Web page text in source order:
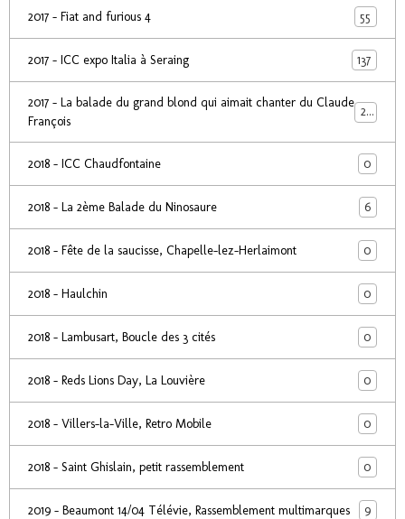
2017 - Fiat and furious 4 55
2017 - ICC expo Italia à Seraing 137
2017 - La balade du grand blond qui aimait chanter du Claude
François
24
2018 - ICC Chaudfontaine 0
2018 - La 2ème Balade du Ninosaure 6
2018 - Fête de la saucisse, Chapelle-lez-Herlaimont 0
2018 - Haulchin 0
2018 - Lambusart, Boucle des 3 cités 0
2018 - Reds Lions Day, La Louvière 0
2018 - Villers-la-Ville, Retro Mobile 0
2018 - Saint Ghislain, petit rassemblement 0
2019 - Beaumont 14/04 Télévie, Rassemblement multimarques 9